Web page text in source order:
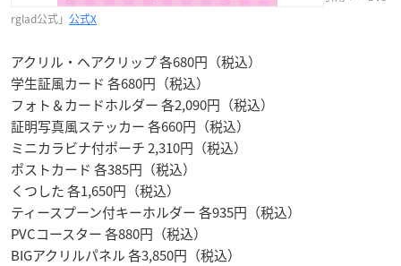
rglad公式」 公式X
アクリル・ヘアクリップ 各680円（税込）
学生証風カード 各680円（税込）
フォト＆カードホルダー 各2,090円（税込）
証明写真風ステッカー 各660円（税込）
ミニカラビナ付ポーチ 2,310円（税込）
ポストカード 各385円（税込）
くつした 各1,650円（税込）
ティースプーン付キーホルダー 各935円（税込）
PVCコースター 各880円（税込）
BIGアクリルパネル 各3,850円（税込）